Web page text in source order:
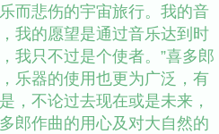
而悲伤的宇宙旅行。我的音
我的愿望是通过音乐达到时
我只不过是个使者。”喜多郎
乐器的使用也更为广泛，有
，不论过去现在或是未来，
郎作曲的用心及对大自然的